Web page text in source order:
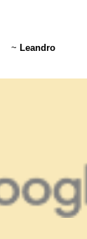
~ Leandro